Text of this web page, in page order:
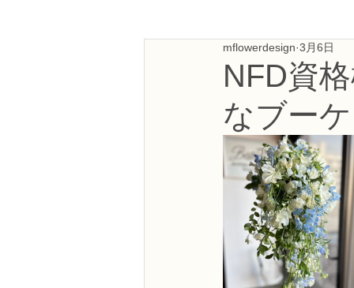
NFD講師研究科コース NFDフ
NFDフラワーデザイナー資格検定3級
フラワー装飾技能検定3級 趣味
NFDディプロマアーティフィシャルコ
NFD資
なブー
mflowerdesign 3月6日